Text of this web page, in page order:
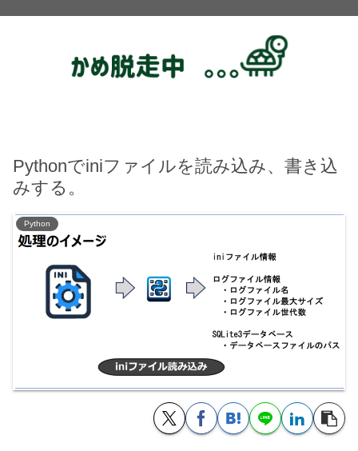
Pythonでiniファイルを読み込み、書き込
みする。
Python